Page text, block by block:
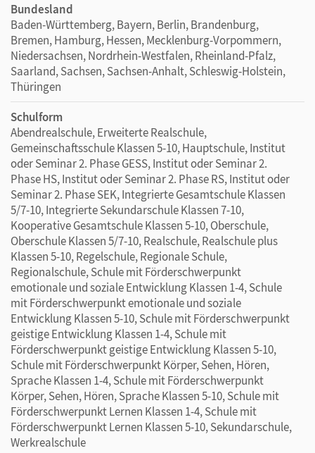
Bundesland
Baden-Württemberg, Bayern, Berlin, Brandenburg,
Bremen, Hamburg, Hessen, Mecklenburg-Vorpommern,
Niedersachsen, Nordrhein-Westfalen, Rheinland-Pfalz,
Saarland, Sachsen, Sachsen-Anhalt, Schleswig-Holstein,
Thüringen
Schulform
Abendrealschule, Erweiterte Realschule,
Gemeinschaftsschule Klassen 5-10, Hauptschule, Institut
oder Seminar 2. Phase GESS, Institut oder Seminar 2.
Phase HS, Institut oder Seminar 2. Phase RS, Institut oder
Seminar 2. Phase SEK, Integrierte Gesamtschule Klassen
5/7-10, Integrierte Sekundarschule Klassen 7-10,
Kooperative Gesamtschule Klassen 5-10, Oberschule,
Oberschule Klassen 5/7-10, Realschule, Realschule plus
Klassen 5-10, Regelschule, Regionale Schule,
Regionalschule, Schule mit Förderschwerpunkt
emotionale und soziale Entwicklung Klassen 1-4, Schule
mit Förderschwerpunkt emotionale und soziale
Entwicklung Klassen 5-10, Schule mit Förderschwerpunkt
geistige Entwicklung Klassen 1-4, Schule mit
Förderschwerpunkt geistige Entwicklung Klassen 5-10,
Schule mit Förderschwerpunkt Körper, Sehen, Hören,
Sprache Klassen 1-4, Schule mit Förderschwerpunkt
Körper, Sehen, Hören, Sprache Klassen 5-10, Schule mit
Förderschwerpunkt Lernen Klassen 1-4, Schule mit
Förderschwerpunkt Lernen Klassen 5-10, Sekundarschule,
Werkrealschule